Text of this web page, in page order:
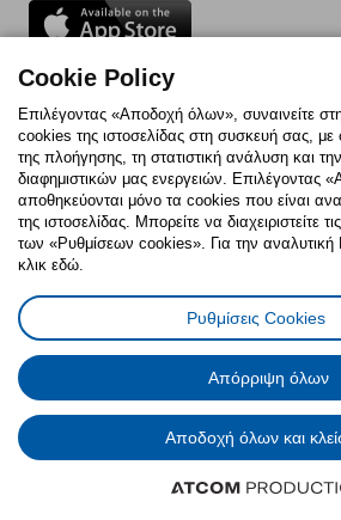
Follow us:
FacebookInstagram
TikTokYoutubePinterest
Πολιτική CookiesΔήλωση ψηφιακής
Ρυθμίσεις cookiesΌροι
Γενική Πολιτική Προσωπικών
Πολιτική Προσωπικών Δεδομένων
Κώδικας Καταναλωτικής
© Inter-IKEA Systems B.V.
Cookie Policy
Επιλέγοντας «Αποδοχή όλων», συναινείτε
cookies της ιστοσελίδας στη συσκευή σας, με
της πλοήγησης, τη στατιστική ανάλυση και
διαφημιστικών μας ενεργειών. Επιλέγοντας
αποθηκεύονται μόνο τα cookies που είναι
της ιστοσελίδας. Μπορείτε να διαχειριστείτε
των «Ρυθμίσεων cookies». Για την αναλυτική
κλικ εδώ.
Ρυθμίσεις Cookies
Απόρριψη όλων
Αποδοχή όλων και